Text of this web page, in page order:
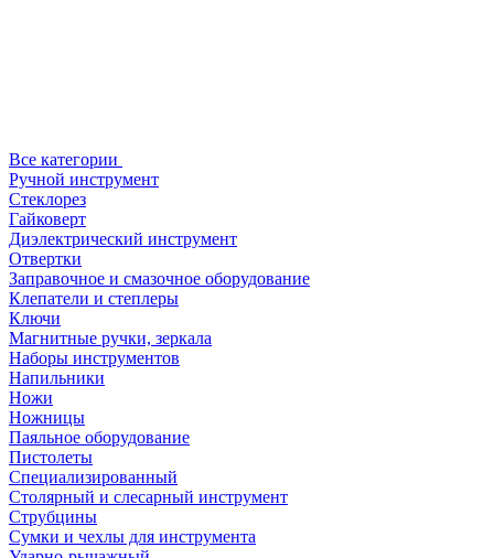
Все категории
Ручной инструмент
Стеклорез
Гайковерт
Диэлектрический инструмент
Отвертки
Заправочное и смазочное оборудование
Клепатели и степлеры
Ключи
Магнитные ручки, зеркала
Наборы инструментов
Напильники
Ножи
Ножницы
Паяльное оборудование
Пистолеты
Специализированный
Столярный и слесарный инструмент
Струбцины
Сумки и чехлы для инструмента